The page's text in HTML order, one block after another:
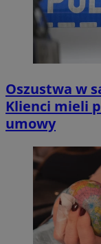
Oszustwa w
Klienci mieli
umowy